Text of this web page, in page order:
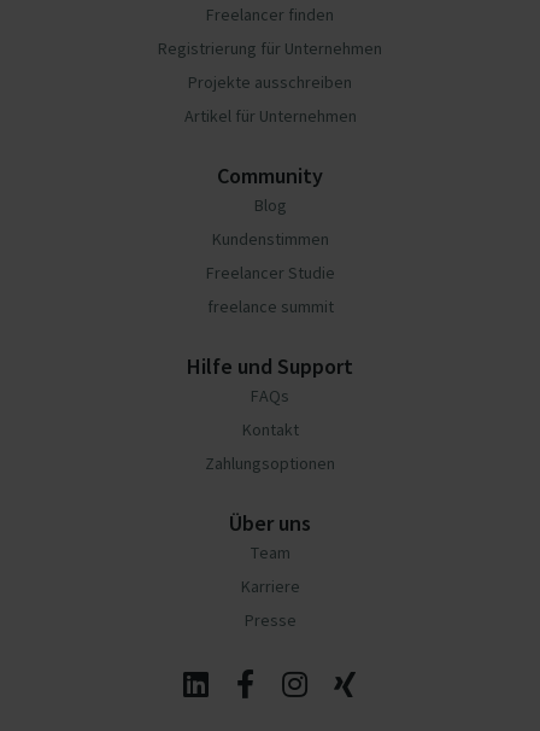
Freelancer finden
Registrierung für Unternehmen
Projekte ausschreiben
Artikel für Unternehmen
Community
Blog
Kundenstimmen
Freelancer Studie
freelance summit
Hilfe und Support
FAQs
Kontakt
Zahlungsoptionen
Über uns
Team
Karriere
Presse